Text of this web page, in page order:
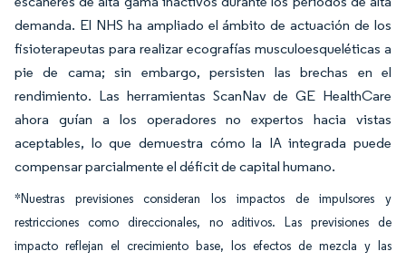
demanda. El NHS ha ampliado el ámbito de actuación de los
fisioterapeutas para realizar ecografías musculoesqueléticas a
pie de cama; sin embargo, persisten las brechas en el
rendimiento. Las herramientas ScanNav de GE HealthCare
ahora guían a los operadores no expertos hacia vistas
aceptables, lo que demuestra cómo la IA integrada puede
compensar parcialmente el déficit de capital humano.
*Nuestras previsiones consideran los impactos de impulsores y
restricciones como direccionales, no aditivos. Las previsiones de
impacto reflejan el crecimiento base, los efectos de mezcla y las